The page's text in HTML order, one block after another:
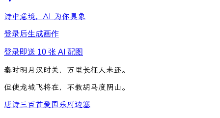
诗中意境，AI 为你具象
登录后生成画作
登录即送 10 张 AI 配图
秦时明 月 汉时关， 万 里长征人未还。
但使龙城飞将在， 不教胡马度阴 山。
唐诗三百首爱国 乐府边塞